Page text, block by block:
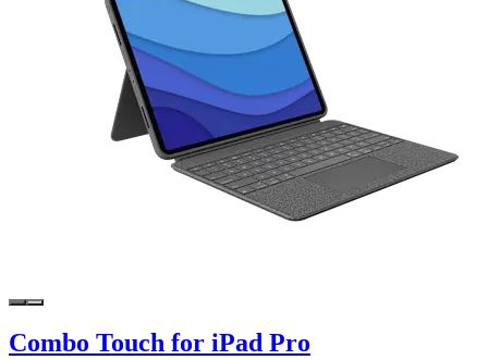
Combo Touch for iPad Pro